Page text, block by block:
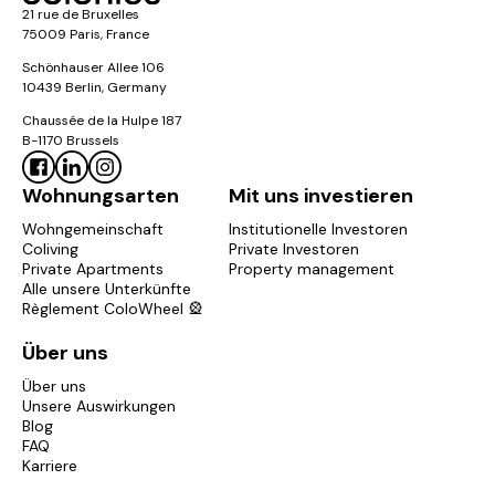
21 rue de Bruxelles
75009 Paris, France
Schönhauser Allee 106
10439 Berlin, Germany
Chaussée de la Hulpe 187
B-1170 Brussels
Wohnungsarten
Wohngemeinschaft
Coliving
Private Apartments
Alle unsere Unterkünfte
Règlement ColoWheel 🎡
Mit uns investieren
Institutionelle Investoren
Private Investoren
Property management
Über uns
Über uns
Unsere Auswirkungen
Blog
FAQ
Karriere